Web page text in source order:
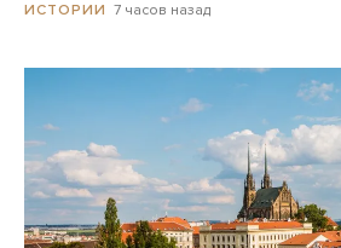
ИСТОРИИ 7 часов назад